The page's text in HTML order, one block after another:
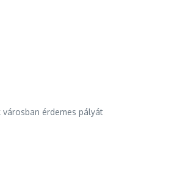
érdemes pályát